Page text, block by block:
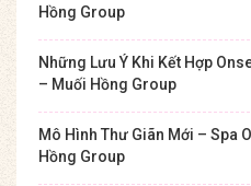
Hồng Group
Những Lưu Ý Khi Kết Hợp
– Muối Hồng Group
Mô Hình Thư Giãn Mới – Spa
Hồng Group